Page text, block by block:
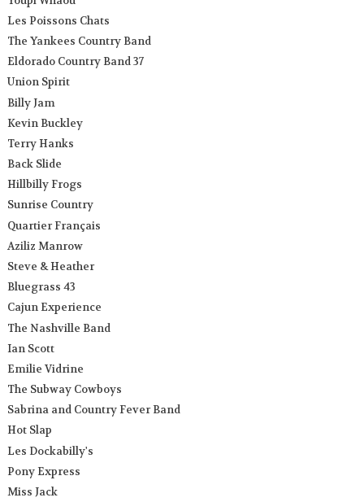
Les Poissons Chats
The Yankees Country Band
Eldorado Country Band 37
Union Spirit
Billy Jam
Kevin Buckley
Terry Hanks
Back Slide
Hillbilly Frogs
Sunrise Country
Quartier Français
Aziliz Manrow
Steve & Heather
Bluegrass 43
Cajun Experience
The Nashville Band
Ian Scott
Emilie Vidrine
The Subway Cowboys
Sabrina and Country Fever Band
Hot Slap
Les Dockabilly's
Pony Express
Miss Jack